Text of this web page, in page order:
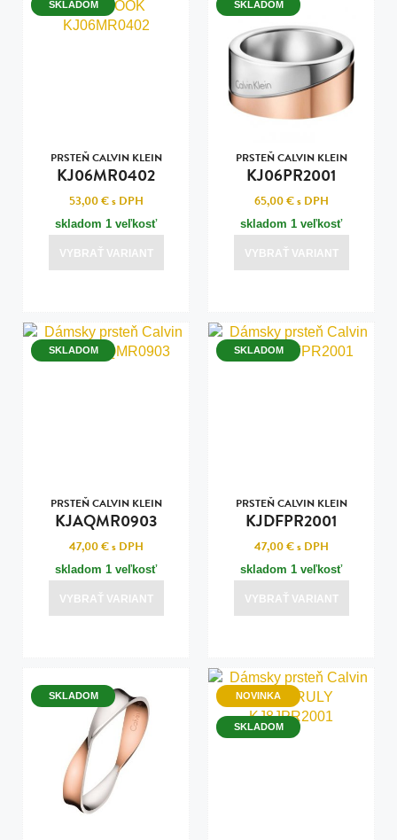
SKLADOM
PRSTEŇ CALVIN KLEIN
KJ06MR0402
53,00 €s DPH
skladom 1 veľkosť
VYBRAŤ VARIANT
SKLADOM
PRSTEŇ CALVIN KLEIN
KJ06PR2001
65,00 €s DPH
skladom 1 veľkosť
VYBRAŤ VARIANT
SKLADOM
PRSTEŇ CALVIN KLEIN
KJAQMR0903
47,00 €s DPH
skladom 1 veľkosť
VYBRAŤ VARIANT
SKLADOM
PRSTEŇ CALVIN KLEIN
KJDFPR2001
47,00 €s DPH
skladom 1 veľkosť
VYBRAŤ VARIANT
SKLADOM NOVINKA
SKLADOM